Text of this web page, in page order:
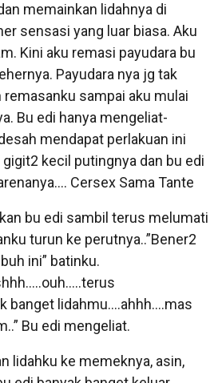
memainkan lidahnya di
sensasi yang luar biasa. Aku
Kini aku remasi payudara bu
Payudara nya jg tak
remasanku sampai aku mulai
Bu edi hanya mengeliat-
mendapat perlakuan ini
kecil putingnya dan bu edi
Cersex Sama Tante
bu edi sambil terus melumati
turun ke perutnya..”Bener2
ini” batinku.
banget lidahmu….ahhh….mas
Bu edi mengeliat.
lidahku ke memeknya, asin,